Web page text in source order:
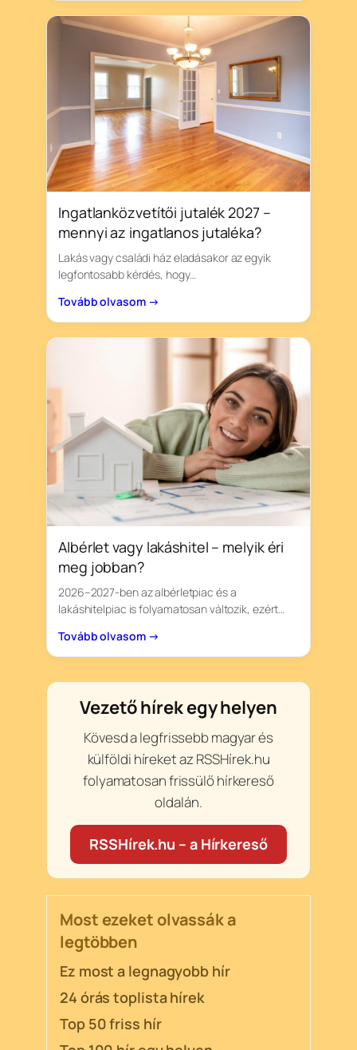
Ingatlanközvetítői jutalék 2027 –
mennyi az ingatlanos jutaléka?
Lakás vagy családi ház eladásakor az egyik
legfontosabb kérdés, hogy…
Tovább olvasom →
Albérlet vagy lakáshitel – melyik éri
meg jobban?
2026–2027-ben az albérletpiac és a
lakáshitelpiac is folyamatosan változik, ezért…
Tovább olvasom →
Vezető hírek egy helyen
Kövesd a legfrissebb magyar és
külföldi híreket az RSSHírek.hu
folyamatosan frissülő hírkereső
oldalán.
RSSHírek.hu – a Hírkereső
Most ezeket olvassák a
legtöbben
Ez most a legnagyobb hír
24 órás toplista hírek
Top 50 friss hír